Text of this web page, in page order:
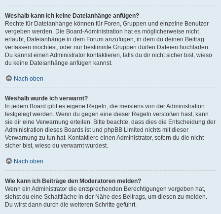
Weshalb kann ich keine Dateianhänge anfügen?
Rechte für Dateianhänge können für Foren, Gruppen und einzelne Benutzer
vergeben werden. Die Board-Administration hat es möglicherweise nicht
erlaubt, Dateianhänge in dem Forum anzufügen, in dem du deinen Beitrag
verfassen möchtest, oder nur bestimmte Gruppen dürfen Dateien hochladen.
Du kannst einen Administrator kontaktieren, falls du dir nicht sicher bist, wieso
du keine Dateianhänge anfügen kannst.
Nach oben
Weshalb wurde ich verwarnt?
In jedem Board gibt es eigene Regeln, die meistens von der Administration
festgelegt werden. Wenn du gegen eine dieser Regeln verstoßen hast, kann
sie dir eine Verwarnung erteilen. Bitte beachte, dass dies die Entscheidung der
Administration dieses Boards ist und phpBB Limited nichts mit dieser
Verwarnung zu tun hat. Kontaktiere einen Administrator, sofern du die nicht
sicher bist, wieso du verwarnt wurdest.
Nach oben
Wie kann ich Beiträge den Moderatoren melden?
Wenn ein Administrator die entsprechenden Berechtigungen vergeben hat,
siehst du eine Schaltfläche in der Nähe des Beitrags, um diesen zu melden.
Du wirst dann durch die weiteren Schritte geführt.